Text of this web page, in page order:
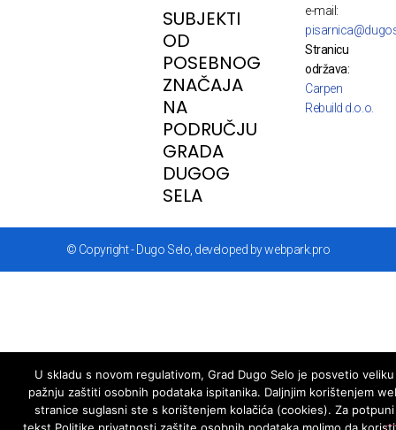
SUBJEKTI
OD
POSEBNOG
ZNAČAJA
NA
PODRUČJU
GRADA
DUGOG
SELA
e-mail:
Stranicu
održava:
Carpen
Rebuild d.o.o.
© Copyright - Dugo Selo, developed by webpark.pro
U skladu s novom regulativom, Grad Dugo Selo je posvetio veliku
pažnju zaštiti osobnih podataka ispitanika. Daljnjim korištenjem
stranice suglasni ste s korištenjem kolačića (cookies). Za potpuni